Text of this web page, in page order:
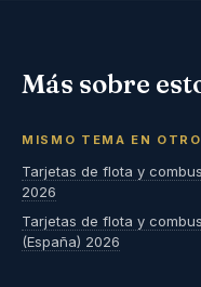
Más sobre
MISMO TEMA EN
Tarjetas de flota y
2026
Tarjetas de flota y
(España) 2026